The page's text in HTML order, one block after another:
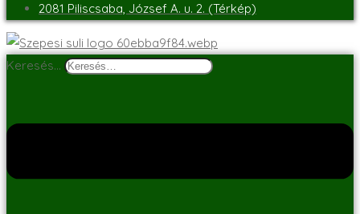
2081 Piliscsaba, József A. u. 2. (Térkép)
Keresés…